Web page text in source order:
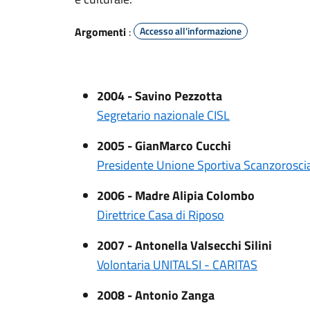
Argomenti : Accesso all'informazione
2004 - Savino Pezzotta
Segretario nazionale CISL
2005 - GianMarco Cucchi
Presidente Unione Sportiva
2006 - Madre Alipia Colombo
Direttrice Casa di Riposo
2007 - Antonella Valsecchi Silini
Volontaria UNITALSI - CARITAS
2008 - Antonio Zanga